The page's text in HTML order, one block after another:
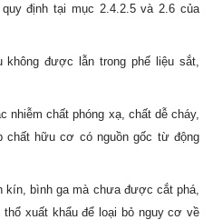
định tại mục 2.4.2.5 và 2.6 của
được lẫn trong phế liệu sắt,
nhiễm chất phóng xạ, chất dễ cháy,
hữu cơ có nguồn gốc từ động
kín, bình ga mà chưa được cắt phá,
xuất khẩu để loại bỏ nguy cơ về